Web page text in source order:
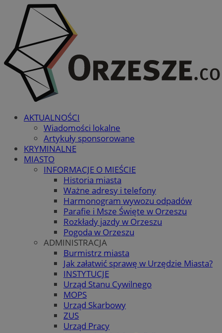
AKTUALNOŚCI
Wiadomości lokalne
Artykuły sponsorowane
KRYMINALNE
MIASTO
INFORMACJE O MIEŚCIE
Historia miasta
Ważne adresy i telefony
Harmonogram wywozu odpadów
Parafie i Msze Święte w Orzeszu
Rozkłady jazdy w Orzeszu
Pogoda w Orzeszu
ADMINISTRACJA
Burmistrz miasta
Jak załatwić sprawę w Urzędzie Miasta?
INSTYTUCJE
Urząd Stanu Cywilnego
MOPS
Urząd Skarbowy
ZUS
Urząd Pracy